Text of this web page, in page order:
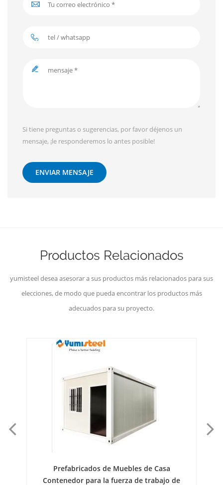
Si tiene preguntas o sugerencias, por favor déjenos un
mensaje, ¡le responderemos lo antes posible!
ENVIAR MENSAJE
Productos Relacionados
yumisteel desea asesorar a sus productos más relacionados para sus
elecciones, de modo que pueda encontrar los productos más
adecuados para su proyecto.
Prefabricados de Muebles de Casa
Contenedor para la fuerza de trabajo de